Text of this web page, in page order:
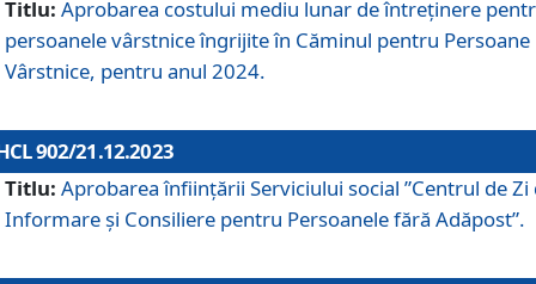
Titlu: Aprobarea costului mediu lunar de întreţinere
persoanele vârstnice îngrijite în Căminul pentru Persoane
Vârstnice, pentru anul 2024.
902/21.12.2023
Titlu: Aprobarea înființării Serviciului social ”Centrul de Zi
Informare și Consiliere pentru Persoanele fără Adăpost”.